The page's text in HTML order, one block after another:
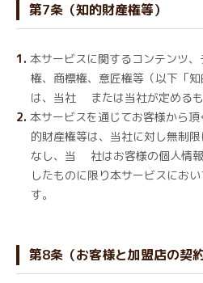
第7条（知的財産権等）
本サービスに関するコンテンツ
権、商標権、意匠権等（以下「知
は、当社 または当社が定めるも
本サービスを通じてお客様から
的財産権等は、当社に対し無制
なし、当 社はお客様の個人情
したものに限り本サービスにお
す。
第8条（お客様と加盟店の契約